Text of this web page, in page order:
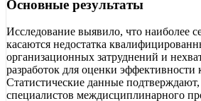
Основные результаты
Исследование выявило, что наиболее
касаются недостатка
организационных затруднений и
разработок для оценки эффективности
Статистические данные подтверждают,
специалистов междисциплинарного